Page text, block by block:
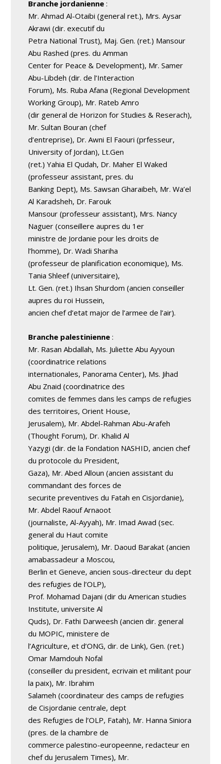
Branche jordanienne :
Mr. Ahmad Al-Otaibi (general ret.), Mrs. Aysar
Akrawi (dir. executif du
Petra National Trust), Maj. Gen. (ret.) Mansour
Abu Rashed (pres. du Amman
Center for Peace & Development), Mr. Samer
Abu-Libdeh (dir. de l’Interaction
Forum), Ms. Ruba Afana (Regional Development
Working Group), Mr. Rateb Amro
(dir general de Horizon for Studies & Reserach),
Mr. Sultan Bouran (chef
d’entreprise), Dr. Awni El Faouri (prfesseur,
University of Jordan), Lt.Gen
(ret.) Yahia El Qudah, Dr. Maher El Waked
(professeur assistant, pres. du
Banking Dept), Ms. Sawsan Gharaibeh, Mr. Wa’el
Al Karadsheh, Dr. Farouk
Mansour (professeur assistant), Mrs. Nancy
Naguer (conseillere aupres du 1er
ministre de Jordanie pour les droits de
l’homme), Dr. Wadi Shariha
(professeur de planification economique), Ms.
Tania Shleef (universitaire),
Lt. Gen. (ret.) Ihsan Shurdom (ancien conseiller
aupres du roi Hussein,
ancien chef d’etat major de l’armee de l’air).
Branche palestinienne :
Mr. Rasan Abdallah, Ms. Juliette Abu Ayyoun
(coordinatrice relations
internationales, Panorama Center), Ms. Jihad
Abu Znaid (coordinatrice des
comites de femmes dans les camps de refugies
des territoires, Orient House,
Jerusalem), Mr. Abdel-Rahman Abu-Arafeh
(Thought Forum), Dr. Khalid Al
Yazygi (dir. de la Fondation NASHID, ancien chef
du protocole du President,
Gaza), Mr. Abed Alloun (ancien assistant du
commandant des forces de
securite preventives du Fatah en Cisjordanie),
Mr. Abdel Raouf Arnaoot
(journaliste, Al-Ayyah), Mr. Imad Awad (sec.
general du Haut comite
politique, Jerusalem), Mr. Daoud Barakat (ancien
amabassadeur a Moscou,
Berlin et Geneve, ancien sous-directeur du dept
des refugies de l’OLP),
Prof. Mohamad Dajani (dir du American studies
Institute, universite Al
Quds), Dr. Fathi Darweesh (ancien dir. general
du MOPIC, ministere de
l’Agriculture, et d’ONG, dir. de Link), Gen. (ret.)
Omar Mamdouh Nofal
(conseiller du president, ecrivain et militant pour
la paix), Mr. Ibrahim
Salameh (coordinateur des camps de refugies
de Cisjordanie centrale, dept
des Refugies de l’OLP, Fatah), Mr. Hanna Siniora
(pres. de la chambre de
commerce palestino-europeenne, redacteur en
chef du Jerusalem Times), Mr.